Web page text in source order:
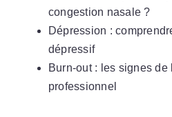
congestion nasale ?
Dépression :
dépressif
Burn-out : les signes de
professionnel